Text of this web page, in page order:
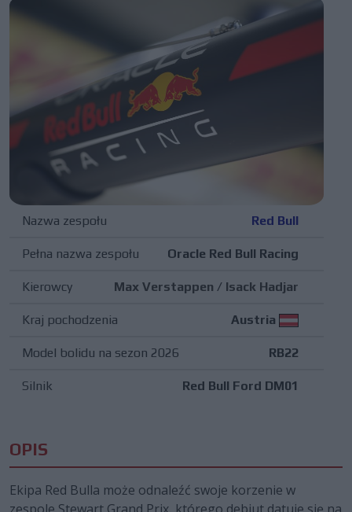
Nazwa zespołu Red Bull
Pełna nazwa zespołu Oracle Red Bull Racing
Kierowcy Max Verstappen / Isack Hadjar
Kraj pochodzenia Austria
Model bolidu na sezon 2026 RB22
Silnik Red Bull Ford DM01
OPIS
Ekipa Red Bulla może odnaleźć swoje korzenie w
zespole Stewart Grand Prix, którego debiut datuje się na